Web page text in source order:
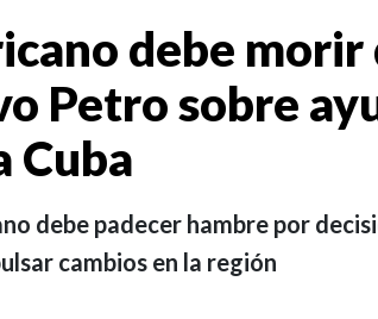
debe morir
Petro sobre
Cuba
debe padecer hambre por
cambios en la región